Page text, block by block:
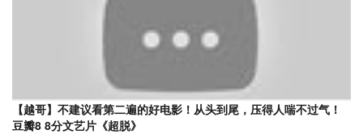
【越哥】不建议看第二遍的好电影！从头到尾，压得人喘不过气！
豆瓣8 8分文艺片《超脱》